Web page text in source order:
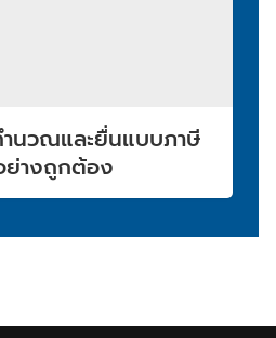
นวณและยื่นแบบภาษี
ย่างถูกต้อง